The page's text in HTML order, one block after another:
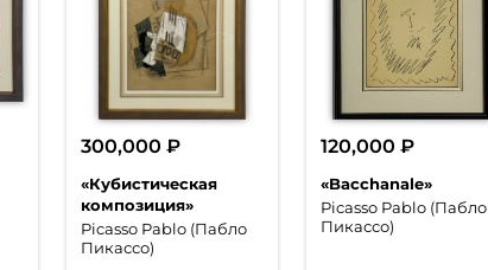
«Кубистическая
композиция»
Picasso Pablo (Пабло
Пикассо)
300,000 ₽
«Bacchanale»
Picasso Pablo (Пабло
Пикассо)
120,000 ₽